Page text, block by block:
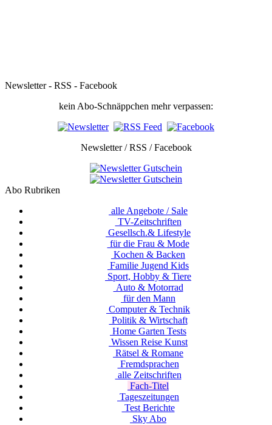
Newsletter - RSS - Facebook
kein Abo-Schnäppchen mehr verpassen:
Newsletter / RSS / Facebook
Abo Rubriken
alle Angebote / Sale
TV-Zeitschriften
Gesellsch.& Lifestyle
für die Frau & Mode
Kochen & Backen
Familie Jugend Kids
Sport, Hobby & Tiere
Auto & Motorrad
für den Mann
Computer & Technik
Politik & Wirtschaft
Home Garten Tests
Wissen Reise Kunst
Rätsel & Romane
Fremdsprachen
alle Zeitschriften
Fach-Titel
Tageszeitungen
Test Berichte
Sky Abo